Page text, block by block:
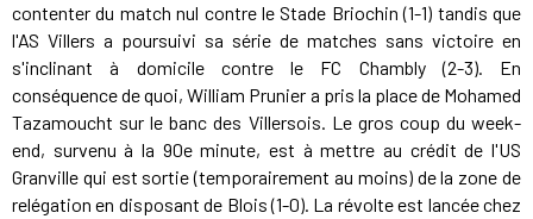
contenter du match nul contre le Stade Briochin (1-1) tandis que
l'AS Villers a poursuivi sa série de matches sans victoire en
s'inclinant à domicile contre le FC Chambly (2-3). En
conséquence de quoi, William Prunier a pris la place de Mohamed
Tazamoucht sur le banc des Villersois. Le gros coup du week-
end, survenu à la 90e minute, est à mettre au crédit de l'US
Granville qui est sortie (temporairement au moins) de la zone de
relégation en disposant de Blois (1-0). La révolte est lancée chez